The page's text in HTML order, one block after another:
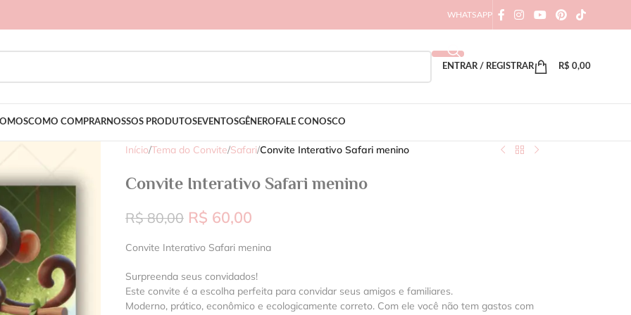
WHATSAPP
ENTRAR / REGISTRAR R$ 0,00
COMO COMPRARNOSSOS PRODUTOSEVENTOSGÊNERO FALE CONOSCO
Início/Tema do Convite/Safari/Convite Interativo Safari menino
Convite Interativo Safari menino
R$80,00 R$ 60,00
Convite Interativo Safari menina
Surpreenda seus convidados!
Este convite é a escolha perfeita para convidar seus amigos e familiares.
Moderno, prático, econômico e ecologicamente correto. Com ele você não tem gastos com